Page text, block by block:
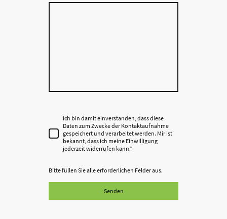
Ich bin damit einverstanden, dass diese
Daten zum Zwecke der Kontaktaufnahme
gespeichert und verarbeitet werden. Mir ist
bekannt, dass ich meine Einwilligung
jederzeit widerrufen kann.*
Bitte füllen Sie alle erforderlichen Felder aus.
Senden